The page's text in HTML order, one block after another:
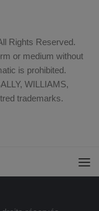
Rights Reserved.
or medium without
is prohibited.
WILLIAMS,
trademarks.